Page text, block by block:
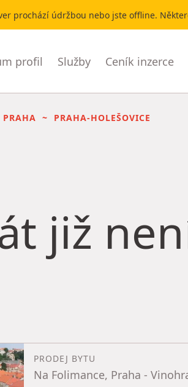
prochází údržbou nebo jste offline.
profil Služby Ceník inzerce
PRAHA
PRAHA-HOLEŠOVICE
již
PRODEJ BYTU
Na Folimance, Praha -